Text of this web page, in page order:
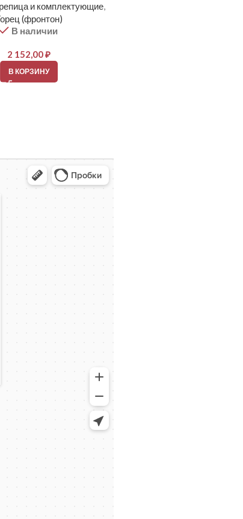
и комплектующие,
(фронтон)
В наличии
2 152,00₽
В КОРЗИНУ